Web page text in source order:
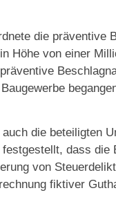
die präventive
Höhe von einer
die beteiligten
dass die
von
fiktiver